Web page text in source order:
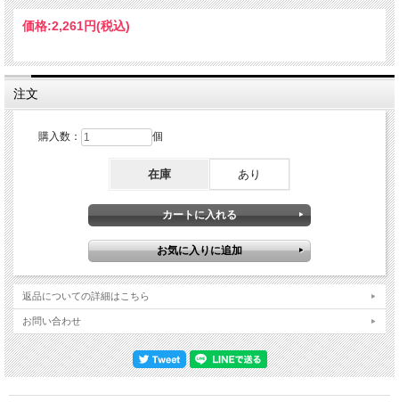
ひとつ前のラスベガス公演での、サウンドチェック・パーティーの模様も追加収
録。こちらは本番でも演奏されていない曲も多数あるので、そのあたりも要チェッ
ク。DISC 1 : 01. introduction 02. Help! 03. Coming Up 04. Got To Get You Into My
Getting Better 10. Let 'Em In 11. My Valentine 12. Nineteen Hundred And Eighty-Five
13. Maybe I'm Amazed 14. I've Just Seen A Face 15. In Spite Of All The Danger 16.
Love Me Do 17. Dance Tonight 18. Blackbird 19. Here Today DISC 2 : 01. Now And
Then 02. Lady Madonna 03. Jet 04. Being For The Benefit Of Mr. Kite! 05.
Be 10. Live And Let Die 11. Hey Jude 12. I've Got A Feeling 13. Sgt. Pepper's
Reprise 14. Helter Skelter 15. Golden Slumbers - Carry That Weight - The End Live
at Isleta Amphitheater,Albuquerque, New Mexico, USA October 7th 2025 DISC 3 :
01. greetings 02. Instrumental Jam 03. Honey Don't 04. Drive My Car 05. Flaming
Pie 06. Let 'Em In 07. Women And Wives 08. C Moon 09. Every Night 10. Mrs.
Vandebilt 11. Ram On 12. New 13. Lady Madonna Soundcheck at Isleta
Amphitheater,Albuquerque, New Mexico, USA October 7th 2025 14. Instrumental
Special Soundcheck at Allegiant Stadium, Las Vegas, NV, USA October 4th 2025
価格:2,261円(税込)
注文
購入数： 個
在庫 あり
返品についての詳細はこちら
お問い合わせ